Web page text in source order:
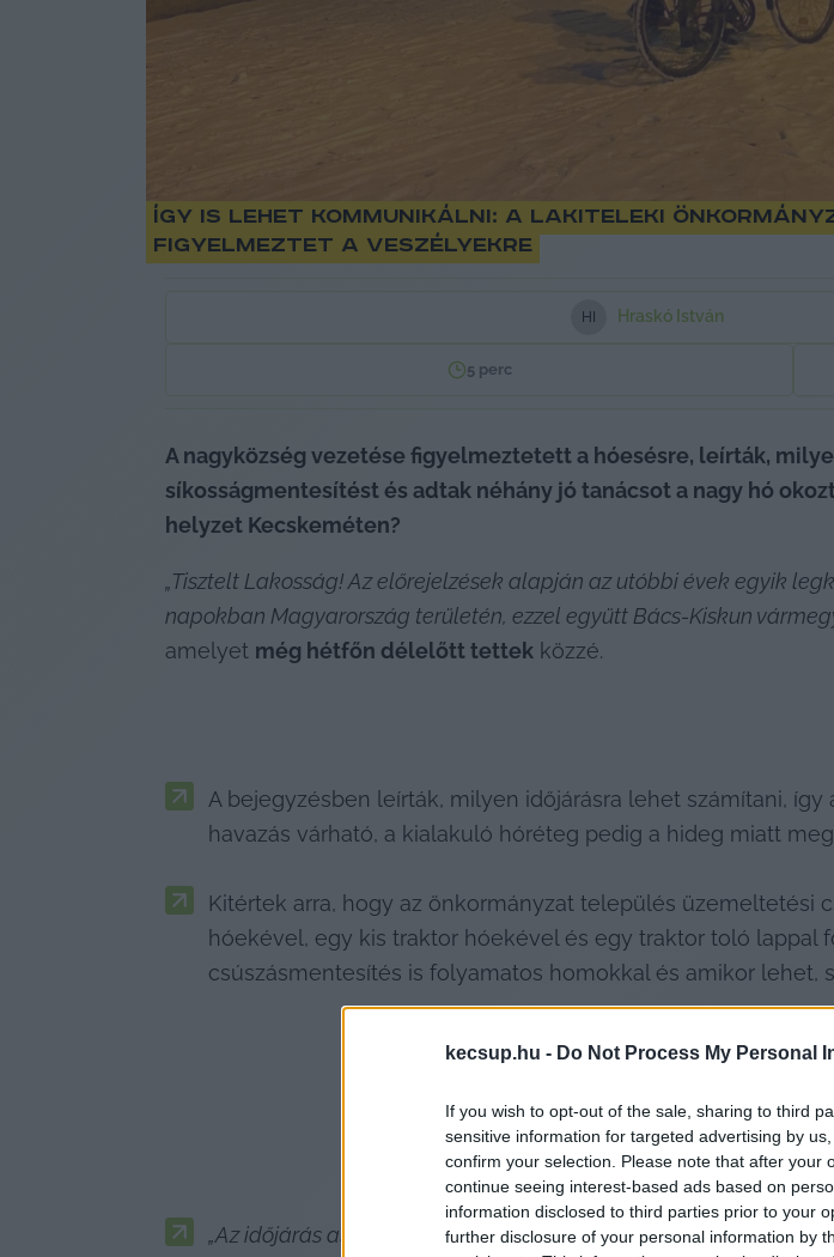
kecsup.hu - Do Not Process My Personal
If you wish to opt-out of the sale, sharing to third
sensitive information for targeted advertising by
confirm your selection. Please note that after your
continue seeing interest-based ads based on
information disclosed to third parties prior to your
further disclosure of your personal information by
Így is lehet kommunikálni: a lakiteleki
figyelmeztet a veszélyekre
HI Hraskó István
5perc
A nagyközség vezetése figyelmeztetett a hóesésre, leírták,
síkosságmentesítést és adtak néhány jó tanácsot a nagy hó
helyzet Kecskeméten?
„Tisztelt Lakosság! Az előrejelzések alapján az utóbbi évek egyik
napokban Magyarország területén, ezzel együtt Bács-Kiskun
amelyet még hétfőn délelőtt tettek közzé.
A bejegyzésben leírták, milyen időjárásra lehet számítani,
havazás várható, a kialakuló hóréteg pedig a hideg miatt
Kitértek arra, hogy az önkormányzat település üzemeltetési
hóekével, egy kis traktor hóekével és egy traktor toló lappal
csúszásmentesítés is folyamatos homokkal és amikor lehet,
„Az időjárás alakulását önkormányzatunk folyamatosan